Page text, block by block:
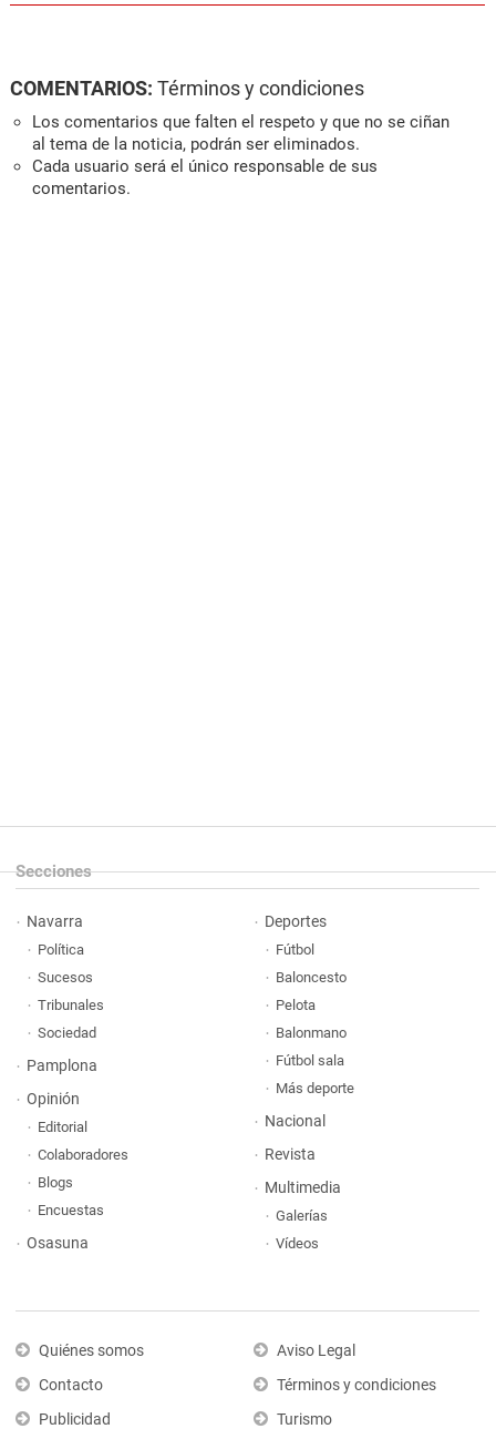
COMENTARIOS: Términos y condiciones
Los comentarios que falten el respeto y que no se ciñan
al tema de la noticia, podrán ser eliminados.
Cada usuario será el único responsable de sus
comentarios.
Secciones
Navarra
Política
Sucesos
Tribunales
Sociedad
Pamplona
Opinión
Editorial
Colaboradores
Blogs
Encuestas
Osasuna
Deportes
Fútbol
Baloncesto
Pelota
Balonmano
Fútbol sala
Más deporte
Nacional
Revista
Multimedia
Galerías
Vídeos
Quiénes somos
Contacto
Publicidad
Aviso Legal
Términos y condiciones
Turismo